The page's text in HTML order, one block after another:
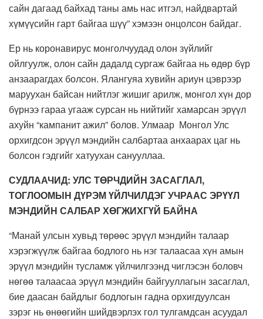
сайн дагаад байхад таны амь нас итгэл, найдвартай
хүмүүсийн гарт байгаа шүү” хэмээн онцолсон байдаг.
Ер нь коронавирус монголчуудад олон зүйлийг
ойлгуулж, олон сайн дадалд сургаж байгаа нь өдөр бүр
анзаарагдах болсон. Ялангуяа хувийн ариун цэврээр
маруухан байсан нийтлэг жишиг арилж, монгол хүн дор
бүрнээ гараа угааж сурсан нь нийтийг хамарсан эрүүл
ахуйн “кампанит ажил” болов. Улмаар Монгол Улс
орхигдсон эрүүл мэндийн салбартаа анхаарах цаг нь
болсон гэдгийг хатуухан санууллаа.
СУДЛААЧИД: УЛС ТӨРЧДИЙН ЗАСАГЛАЛ,
ТОГЛООМЫН ДҮРЭМ ҮЙЛЧИЛДЭГ УЧРААС ЭРҮҮЛ
МЭНДИЙН САЛБАР ХӨГЖИХГҮЙ БАЙНА
“Манай улсын хувьд төрөөс эрүүл мэндийн талаар
хэрэгжүүлж байгаа бодлого нь нэг талаасаа хүн амын
эрүүл мэндийн тусламж үйлчилгээнд чиглэсэн боловч
нөгөө талаасаа эрүүл мэндийн байгууллагын засаглал,
бие даасан байдлыг бодлогын гадна орхигдуулсан
зэрэг нь өнөөгийн шийдвэрлэх гол тулгамдсан асуудал